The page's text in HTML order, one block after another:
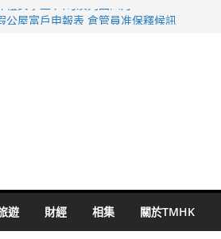
禮女學生 六旬漢判囚四月
遊 財經 相集 關於TMHK